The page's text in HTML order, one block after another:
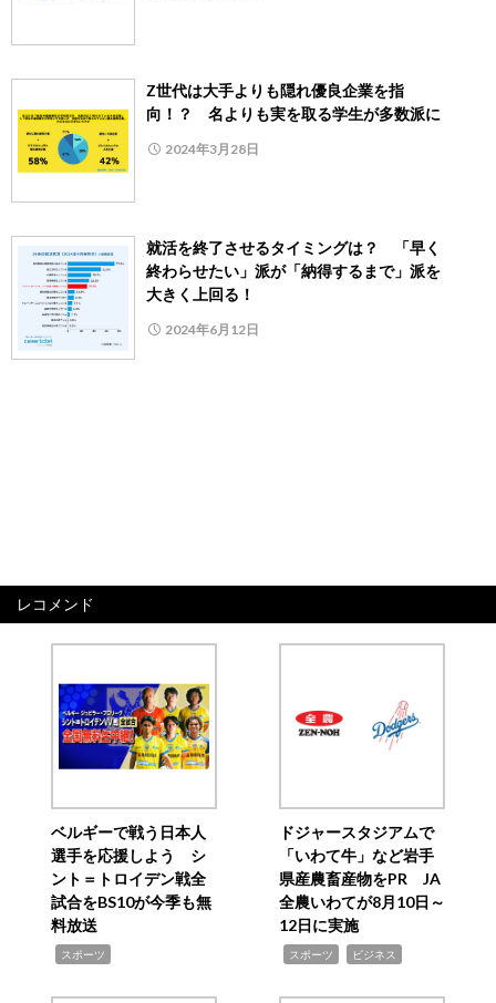
Z世代は大手よりも隠れ優良企業を指
向！？ 名よりも実を取る学生が多数派に
2024年3月28日
就活を終了させるタイミングは？ 「早く
終わらせたい」派が「納得するまで」派を
大きく上回る！
2024年6月12日
レコメンド
ベルギーで戦う日本人
選手を応援しよう シ
ント＝トロイデン戦全
試合をBS10が今季も無
料放送
スポーツ
ドジャースタジアムで
「いわて牛」など岩手
県産農畜産物をPR JA
全農いわてが8月10日～
12日に実施
スポーツ ビジネス